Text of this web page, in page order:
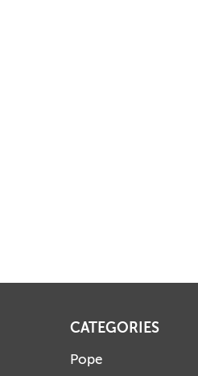
CATEGORIES
Pope